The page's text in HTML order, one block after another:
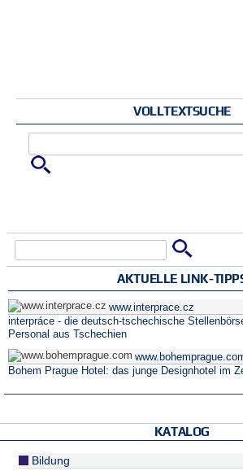
VOLLTEXTSUCHE
AKTUELLE LINK-
www.interprace.cz
interpráce - die deutsch-tschechische
Personal aus Tschechien
Bohem Prague Hotel: das junge Designhotel im
KATALOG
Bildung